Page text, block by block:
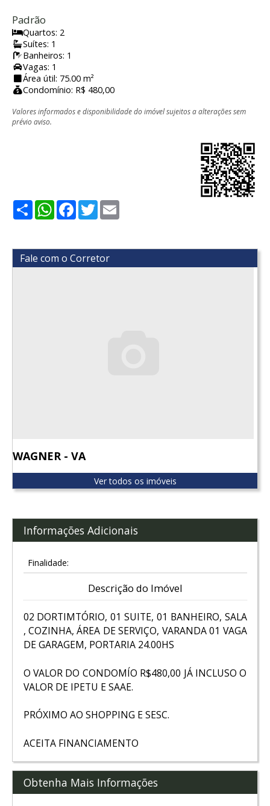
Padrão
Quartos: 2
Suítes: 1
Banheiros: 1
Vagas: 1
Área útil: 75.00 m²
Condomínio: R$ 480,00
Valores informados e disponibilidade do imóvel sujeitos a alterações sem
prévio aviso.
ShareWhatsApp
Facebook
Twitter
Fale com o Corretor
WAGNER - VA
Ver todos os imóveis
Informações Adicionais
Finalidade:
Descrição do Imóvel
02 DORTIMTÓRIO, 01 SUITE, 01 BANHEIRO, SALA
, COZINHA, ÁREA DE SERVIÇO, VARANDA 01 VAGA
DE GARAGEM, PORTARIA 24.00HS
O VALOR DO CONDOMÍO R$480,00 JÁ INCLUSO O
VALOR DE IPETU E SAAE.
PRÓXIMO AO SHOPPING E SESC.
ACEITA FINANCIAMENTO
Obtenha Mais Informações